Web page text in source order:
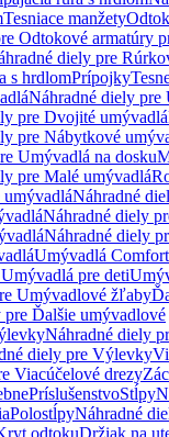
Tesniace manžety
Odtokové armatúry
diely pre
s hrdlomPrípojky
Náhradné diely pre
pre Dvojité umývadlá
pre Nábytkové
Umývadlá na dosku
pre Malé umývadlá
umývadláNáhradné
Náhradné diely
Náhradné diely
Umývadlá Comfort
pre deti
Umývadlové žľaby
pre Ďalšie umývadlové
Náhradné diely
diely pre Výlevky
Viacúčelové drezy
PríslušenstvoStĺpy
PolostĺpyNáhradné
odtokuDržiak na